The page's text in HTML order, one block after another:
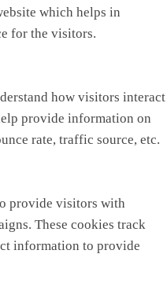
which helps in
for the visitors.
how visitors interact
provide information on
rate, traffic source, etc.
provide visitors with
These cookies track
information to provide